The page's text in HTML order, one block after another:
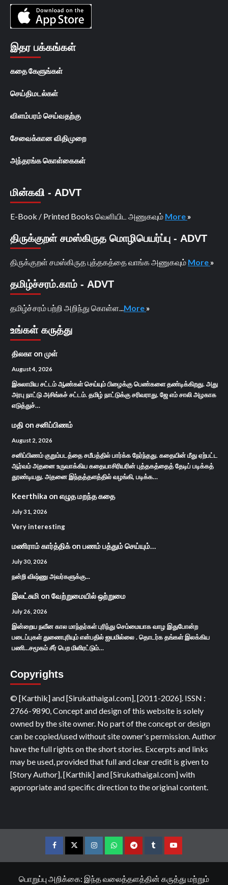
இதர பக்கங்கள்
கதை கேளுங்கள்
செய்திமடல்கள்
விளம்பரம் செய்வதற்கு
சேவைக்கான விதிமுறை
அந்தரங்க கொள்கைகள்
மின்கவி - ADVT
E-Book / Printed Books வெளியிட அணுகவும் More »
திருக்குறள் சமஸ்கிருத மொழிபெயர்ப்பு - ADVT
திருக்குறள் சமஸ்கிருத புத்தகத்தை வாங்க அணுகவும் More »
தமிழ்ச்சரம்.காம் - ADVT
தமிழ்ச்சரம் பற்றி அறிந்து கொள்ள... More »
உங்கள் கருத்து
திலகா on முள்
August 4, 2026
இசுலாமிய சட்டம் ஆண்கள் செய்யும் பிழைக்கு பெண்களை தண்டிக்கிறது. அது
அரபு நாட்டு அசிங்கச் சட்டம். தமிழ் நாட்டுக்கு சரிவராது. ஜே எம் சாலி அழகாக
எடுத்துச்…
மதி on சனிப்பிணம்
August 2, 2026
சனிப்பிணம் குறும்படத்தை சமீபத்தில் பார்க்க நேர்ந்தது. கதையின் மீது ஏற்பட்ட
ஆர்வம் அதனை உருவாக்கிய கதையாசிரியரின் புத்தகத்தைத் தேடிப் படிக்கத்
தூண்டியது. அதனை இந்தத்தளத்தில் வழங்கி, படிக்க…
Keerthika on எழுத மறந்த கதை
July 31, 2026
Very interesting
மணிராம் கார்த்திக்on பணம் பத்தும் செய்யும்…
July 30, 2026
நன்றி விஷ்ணு அவர்களுக்கு...
இலட்சுமி on வேற்றுமையில் ஒற்றுமை
July 26, 2026
இன்றைய நவீன கால மாந்தர்கள் புரிந்து செம்மையாக வாழ இதுபோன்ற
படைப்புகள் துணைபுரியும் என்பதில் ஐயமில்லை . தொடர்க தங்கள் இலக்கிய
பணி...சமூகம் சீர் பெற மிளிரட்டும்…
Copyrights
© [Karthik] and [Sirukathaigal.com], [2011-2026]. ISSN :
2766-9890, Concept and design of this website is solely
owned by the site owner. No part of the concept or design
can be copied/used without site owner's permission. Author
have the full rights on the short stories. Excerpts and links
may be used, provided that full and clear credit is given to
[Story Author], [Karthik] and [Sirukathaigal.com] with
appropriate and specific direction to the original content.
FacebookTwitterInstagramWhatsappTelegramTumblrYouTube
பொறுப்பு அறிக்கை: இந்த வலைத்தளத்தின் கருத்து மற்றும்